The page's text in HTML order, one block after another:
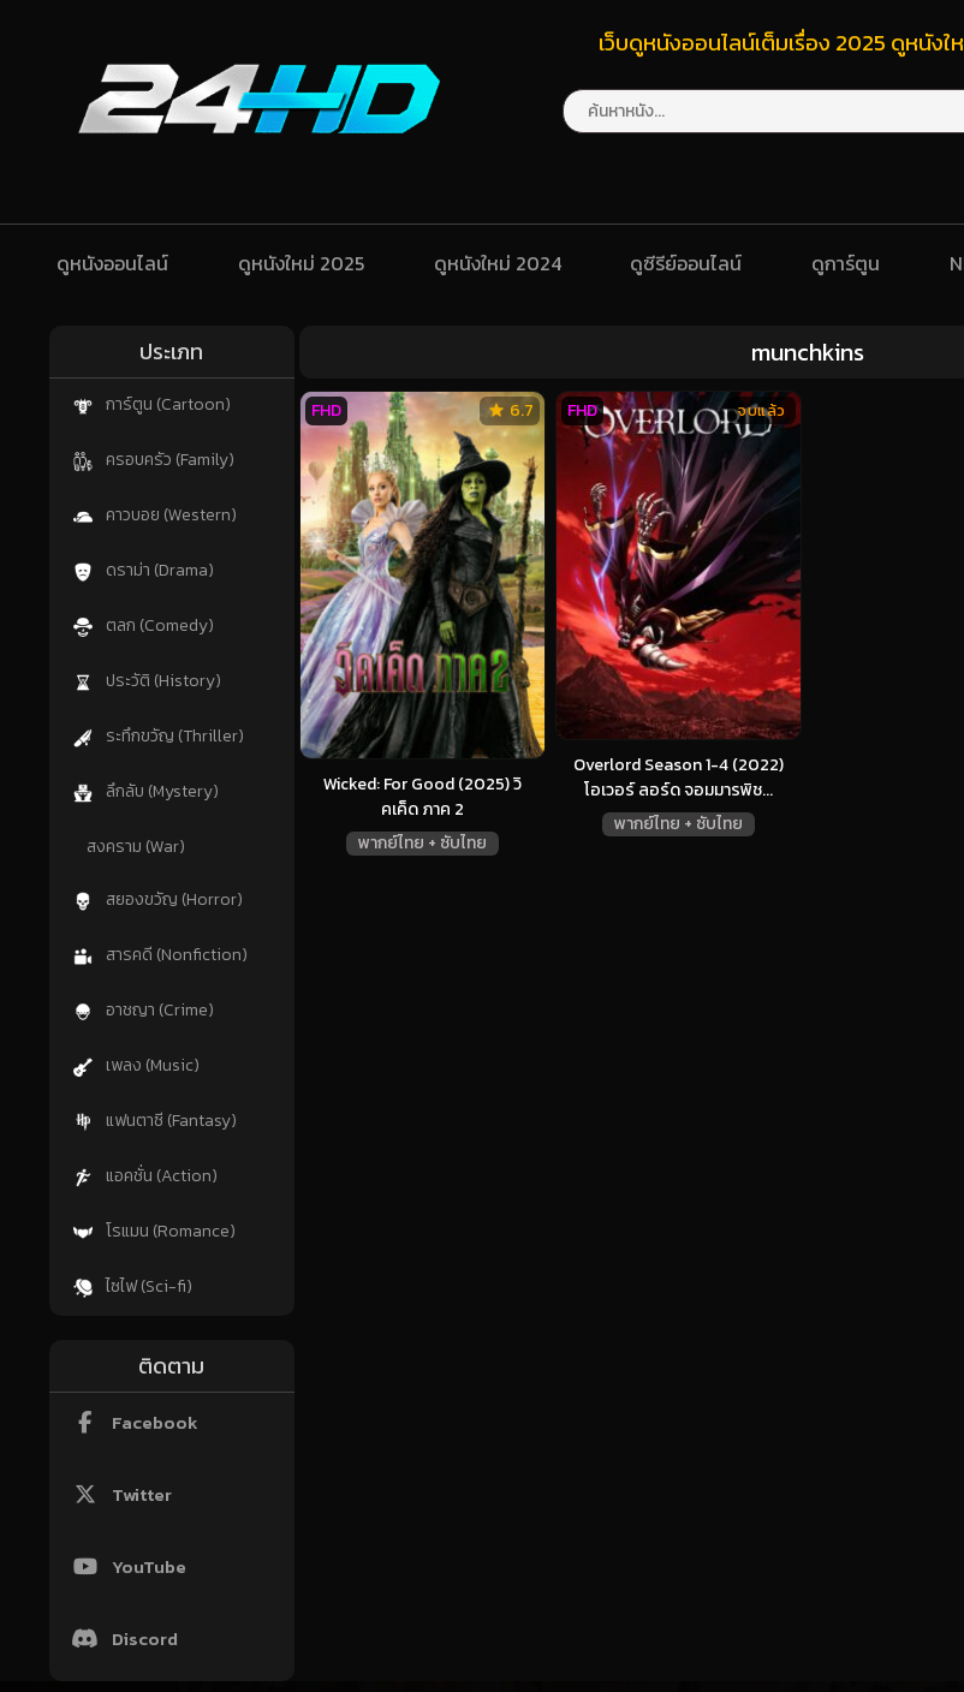
เว็บดูหนังออนไลน์เต็มเรื่อง 2025 ดูหนัง
ดูหนังออนไลน์ ดูหนังใหม่ 2025 ดูหนังใหม่ 2024 ดูซีรีย์ออนไลน์ ดูการ์ตูน
ประเภท
การ์ตูน (Cartoon)
ครอบครัว (Family)
คาวบอย (Western)
ดราม่า (Drama)
ตลก (Comedy)
ประวัติ (History)
ระทึกขวัญ (Thriller)
ลึกลับ (Mystery)
สงคราม (War)
สยองขวัญ (Horror)
สารคดี (Nonfiction)
อาชญา (Crime)
เพลง (Music)
แฟนตาซี (Fantasy)
แอคชั่น (Action)
โรแมน (Romance)
ไซไฟ (Sci-fi)
ติดตาม
Facebook
Twitter
YouTube
Discord
munchkins
Wicked: For Good (2025) วิ
คเค็ด ภาค 2
พากย์ไทย + ซับไทย
6.7
FHD
Overlord Season 1-4 (2022)
โอเวอร์ ลอร์ด จอมมารพิช...
พากย์ไทย + ซับไทย
จบแล้ว
FHD